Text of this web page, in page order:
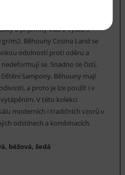
s polyesterem. Díky této
a příjemný vlas o výšce 9
m2. Běhouny Cosina Land se
odolností proti oděru a
se. Snadno se čistí,
šampony. Běhouny mají
a proto je lze použít i v
V této kolekci
moderních i tradičních vzorů v
odstínech a kombinacích.
béžová, šedá